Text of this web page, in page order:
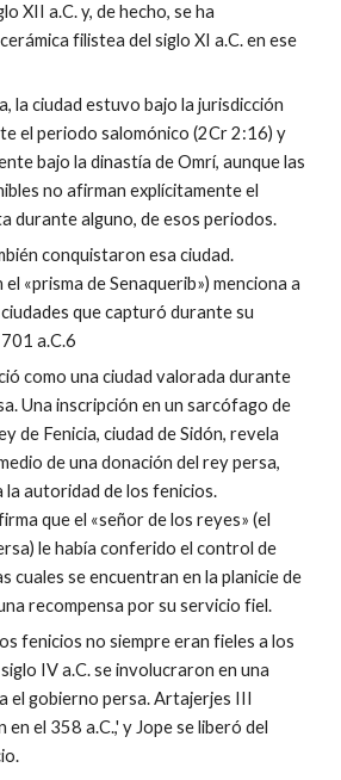
XII a.C. y, de hecho, se ha
filistea del siglo XI a.C. en ese
la ciudad estuvo bajo la jurisdicción
el periodo salomónico (2Cr 2:16) y
bajo la dinastía de Omrí, aunque las
no afirman explícitamente el
durante alguno, de esos periodos.
conquistaron esa ciudad.
el «prisma de Senaquerib») menciona a
que capturó durante su
a.C.6
como una ciudad valorada durante
Una inscripción en un sarcófago de
de Fenicia, ciudad de Sidón, revela
de una donación del rey persa,
la autoridad de los fenicios.
que el «señor de los reyes» (el
le había conferido el control de
cuales se encuentran en la planicie de
recompensa por su servicio fiel.
fenicios no siempre eran fieles a los
IV a.C. se involucraron en una
el gobierno persa. Artajerjes III
en el 358 a.C.,' y Jope se liberó del